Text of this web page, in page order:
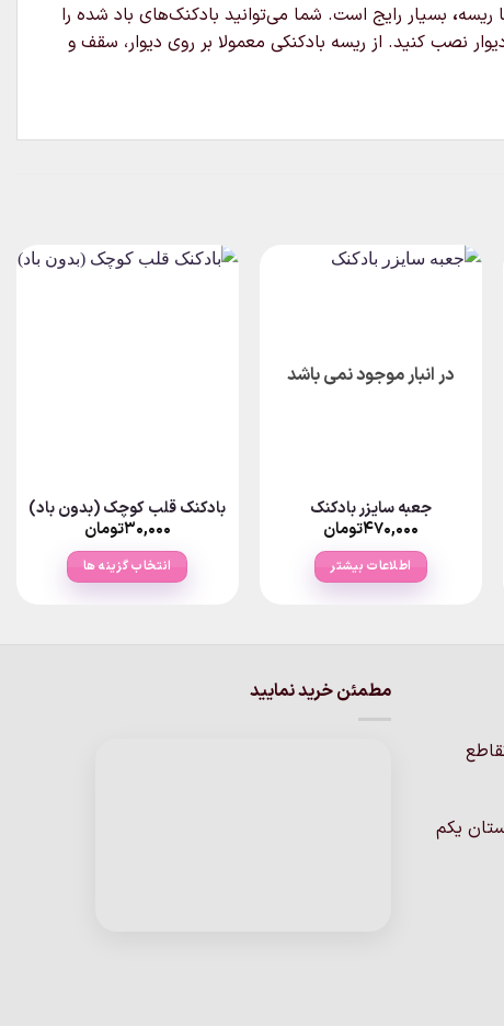
ریسه، بسیار رایج است. شما می‌توانید بادکنک‌های باد شده را
نصب کنید. از ریسه بادکنکی معمولا بر روی دیوار، سقف و
در انبار موجود نمی باشد
جعبه سایزر بادکنک
۴۷۰,۰۰۰تومان
اطلاعات بیشتر
بادکنک قلب کوچک (بدون باد)
۳۰,۰۰۰تومان
انتخاب گزینه ها
یکم
مطمئن خرید نمایید